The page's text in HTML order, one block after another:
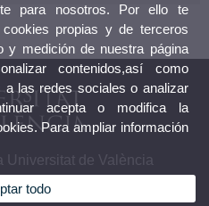
Universitat de València
para nosotros. Por ello te
propias y de terceros
y medición de nuestra página
contenidos,así como
a las redes sociales o analizar
acepta o modifica la
Para ampliar información
todo